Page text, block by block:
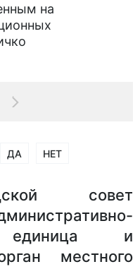
на
ДА НЕТ
совет
единица и
местного